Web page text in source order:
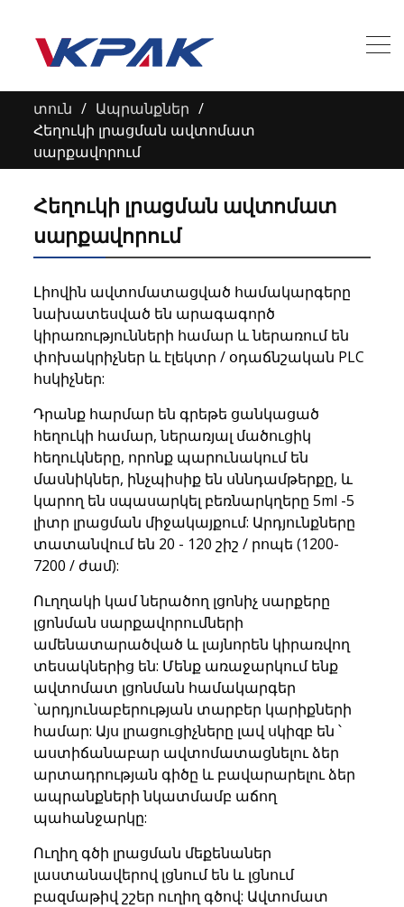
տուն
Ապրանքներ
Հեղուկի լրացման ավտոմատ
սարքավորում
Հեղուկի լրացման ավտոմատ
սարքավորում
Լիովին ավտոմատացված համակարգերը
նախատեսված են արագագործ
կիրառությունների համար և ներառում են
փոխակրիչներ և էլեկտր / օդաճնշական PLC
հսկիչներ:
Դրանք հարմար են գրեթե ցանկացած
հեղուկի համար, ներառյալ մածուցիկ
հեղուկները, որոնք պարունակում են
մասնիկներ, ինչպիսիք են սննդամթերքը, և
կարող են սպասարկել բեռնարկղերը 5ml -5
լիտր լրացման միջակայքում: Արդյունքները
տատանվում են 20 - 120 շիշ / րոպե (1200-
7200 / ժամ):
Ուղղակի կամ ներածող լցոնիչ սարքերը
լցոնման սարքավորումների
ամենատարածված և լայնորեն կիրառվող
տեսակներից են: Մենք առաջարկում ենք
ավտոմատ լցոնման համակարգեր
`արդյունաբերության տարբեր կարիքների
համար: Այս լրացուցիչները լավ սկիզբ են ՝
աստիճանաբար ավտոմատացնելու ձեր
արտադրության գիծը և բավարարելու ձեր
ապրանքների նկատմամբ աճող
պահանջարկը:
Ուղիղ գծի լրացման մեքենաներ
լաստանավերով լցնում են և լցնում
բազմաթիվ շշեր ուղիղ գծով: Ավտոմատ